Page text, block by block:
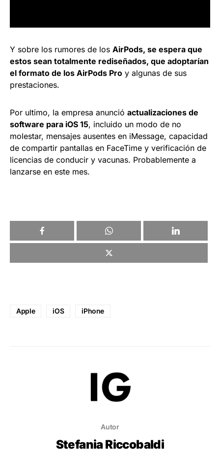
Y sobre los rumores de los AirPods, se espera que
estos sean totalmente rediseñados, que adoptarían
el formato de los AirPods Pro y algunas de sus
prestaciones.
Por ultimo, la empresa anunció actualizaciones de
software para iOS 15, incluido un modo de no
molestar, mensajes ausentes en iMessage, capacidad
de compartir pantallas en FaceTime y verificación de
licencias de conducir y vacunas. Probablemente a
lanzarse en este mes.
Apple iOS iPhone
Autor
Stefania Riccobaldi